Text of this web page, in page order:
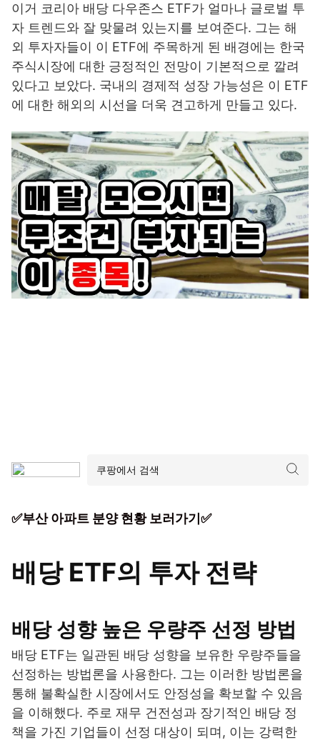
이거 코리아 배당 다우존스 ETF가 얼마나 글로벌 투
자 트렌드와 잘 맞물려 있는지를 보여준다. 그는 해
외 투자자들이 이 ETF에 주목하게 된 배경에는 한국
주식시장에 대한 긍정적인 전망이 기본적으로 깔려
있다고 보았다. 국내의 경제적 성장 가능성은 이 ETF
에 대한 해외의 시선을 더욱 견고하게 만들고 있다.
✅부산 아파트 분양 현황 보러가기✅
배당 ETF의 투자 전략
배당 성향 높은 우량주 선정 방법
배당 ETF는 일관된 배당 성향을 보유한 우량주들을
선정하는 방법론을 사용한다. 그는 이러한 방법론을
통해 불확실한 시장에서도 안정성을 확보할 수 있음
을 이해했다. 주로 재무 건전성과 장기적인 배당 정
책을 가진 기업들이 선정 대상이 되며, 이는 강력한